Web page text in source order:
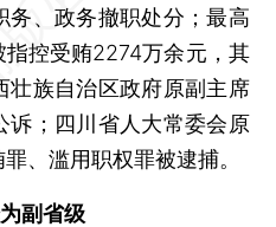
务、政务撤职处分；最高
指控受贿2274万余元，其
壮族自治区政府原副主席
诉；四川省人大常委会原
、滥用职权罪被逮捕。
副省级